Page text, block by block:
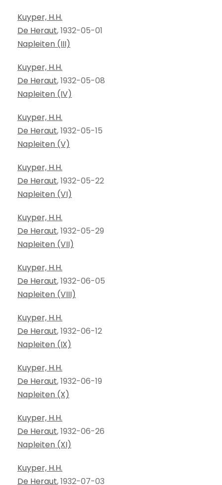
Kuyper, H.H.
De Heraut, 1932-05-01
Napleiten (III)
Kuyper, H.H.
De Heraut, 1932-05-08
Napleiten (IV)
Kuyper, H.H.
De Heraut, 1932-05-15
Napleiten (V)
Kuyper, H.H.
De Heraut, 1932-05-22
Napleiten (VI)
Kuyper, H.H.
De Heraut, 1932-05-29
Napleiten (VII)
Kuyper, H.H.
De Heraut, 1932-06-05
Napleiten (VIII)
Kuyper, H.H.
De Heraut, 1932-06-12
Napleiten (IX)
Kuyper, H.H.
De Heraut, 1932-06-19
Napleiten (X)
Kuyper, H.H.
De Heraut, 1932-06-26
Napleiten (XI)
Kuyper, H.H.
De Heraut, 1932-07-03